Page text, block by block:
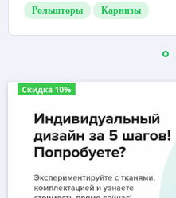
Рольшторы Карнизы